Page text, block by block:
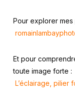
Pour explorer
Et pour
toute image forte :
L’éclairage, pilier